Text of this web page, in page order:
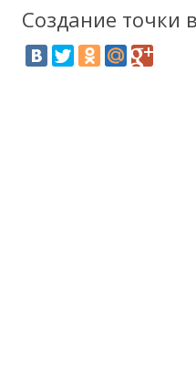
Создание точки